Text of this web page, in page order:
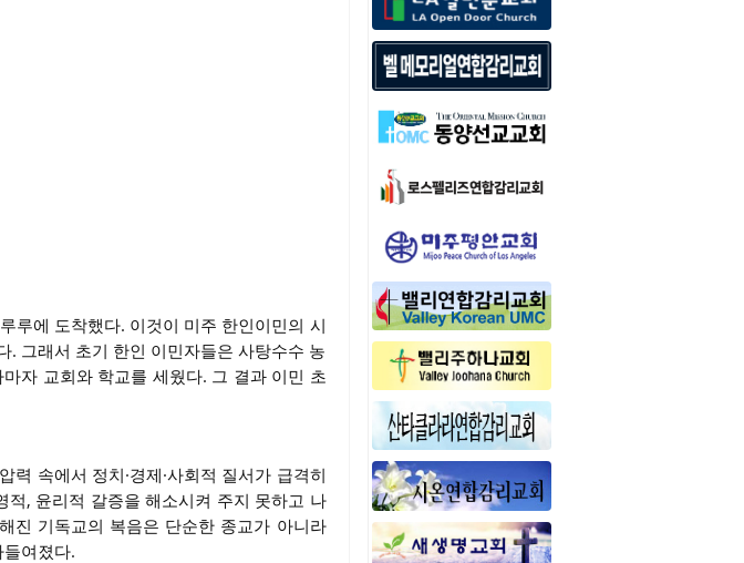
루에 도착했다. 이것이 미주 한인이민의 시
. 그래서 초기 한인 이민자들은 사탕수수 농
자 교회와 학교를 세웠다. 그 결과 이민 초
속에서 정치·경제·사회적 질서가 급격히
, 윤리적 갈증을 해소시켜 주지 못하고 나
진 기독교의 복음은 단순한 종교가 아니라
여졌다.